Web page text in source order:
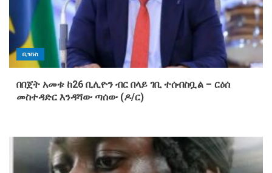
ቢዝነስ
በበጀት አመቱ ከ26 ቢሊዮን ብር በላይ ገቢ ተሰብስቧል – ርዕሰ
መስተዳድር እንዳሻው ጣሰው (ዶ/ር)